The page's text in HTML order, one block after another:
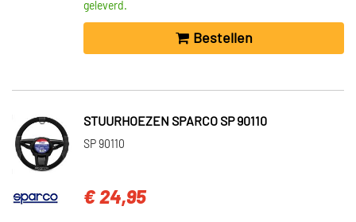
geleverd.
Bestellen
STUURHOEZEN SPARCO SP 90110
SP 90110
€ 24,95